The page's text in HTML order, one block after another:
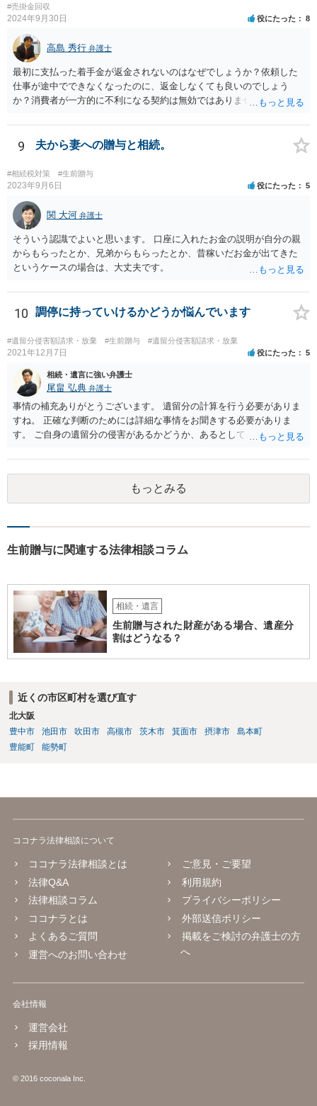
#売掛金回収
2024年9月30日 役にたった 8
高島 秀行 弁護士
最初に支払った着手金が返金されないのはなぜでしょうか？依頼した
仕事が途中でできなくなったのに、返金しなくても良いのでしょう
か？消費者が一方的に不利になる契約は無効ではありませんか？
務があると思います。 倒れた弁護士が所属する弁護士会に相談さ
れた方がよいと思います。 倒れた弁護士は脳梗塞で倒れたようで
すが、 判断能力があり、復代理を倒れた弁護士の判断で復代理を
選任したのか 即ち、復代理人の選任は有効なのかという問題もあ
ると思います。
9 夫から妻への贈与と相続。
#相続税対策 #生前贈与
2023年9月6日 役にたった 5
関 大河 弁護士
そういう認識でよいと思います。 口座に入れたお金の説明が自分の親
からもらったとか、兄弟からもらったとか、昔稼いだお金が出てきた
というケースの場合は、大丈夫です。
10 調停に持っていけるかどうか悩んでいます
#遺留分侵害額請求・放棄 #生前贈与 #遺留分侵害額請求・放棄
2021年12月7日 役にたった 5
相続・遺言に強い弁護士
尾畠 弘典 弁護士
事情の補充ありがとうございます。 遺留分の計算を行う必要がありま
すね。 正確な判断のためには詳細な事情をお聞きする必要がありま
す。 ご自身の遺留分の侵害があるかどうか、あるとしてどの程度の金
相談されるのが良いと思います。
もっとみる
生前贈与に関連する法律相談コラム
相続・遺言
生前贈与された財産がある場合、遺産分
割はどうなる？
近くの市区町村を選び直す
北大阪
豊中市
池田市 吹田市 高槻市 茨木市 箕面市 摂津市
島本町
豊能町
能勢町
ココナラ法律相談について
ココナラ法律相談とは
法律Q&A
法律相談コラム
ココナラとは
よくあるご質問
運営へのお問い合わせ
ご意見・ご要望
利用規約
プライバシーポリシー
外部送信ポリシー
掲載をご検討の弁護士の方
へ
会社情報
運営会社
採用情報
© 2016 coconala Inc.